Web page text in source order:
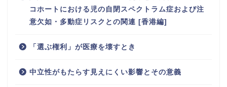
コホートにおける児の自閉スペクトラム症および注
意欠如・多動症リスクとの関連 [香港編]
「選ぶ権利」が医療を壊すとき
中立性がもたらす見えにくい影響とその意義